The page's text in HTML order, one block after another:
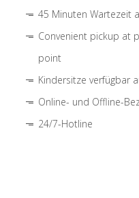
45 Minuten Wartezeit
Convenient pickup at
point
Kindersitze verfügbar
Online- und Offline-
24/7-Hotline